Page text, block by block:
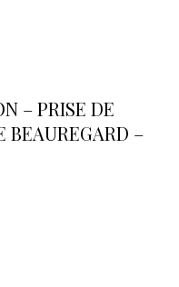
– PRISE DE
BEAUREGARD –